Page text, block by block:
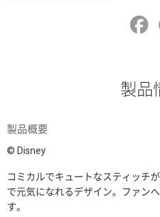
製品
製品概要
© Disney
コミカルでキュートなスティッチ
で元気になれるデザイン。ファン
す。